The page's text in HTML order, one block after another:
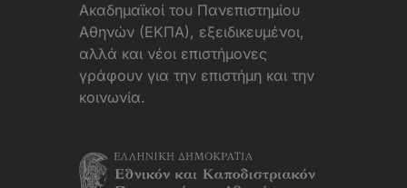
Aκαδημαϊκοί του Πανεπιστημίου
Αθηνών (ΕΚΠΑ), εξειδικευμένοι,
αλλά και νέοι επιστήμονες
γράφουν για την επιστήμη και την
κοινωνία.